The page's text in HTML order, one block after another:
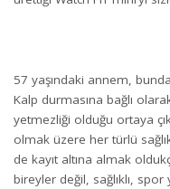
57 yaşındaki annem,
Kalp durmasına bağlı
yetmezliği olduğu ortaya
olmak üzere her türlü
de kayıt altına almak
bireyler değil, sağlıklı,